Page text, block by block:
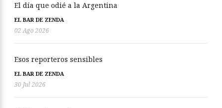
El día que odié a la Argentina
EL BAR DE ZENDA
02 Ago 2026
Esos reporteros sensibles
EL BAR DE ZENDA
30 Jul 2026